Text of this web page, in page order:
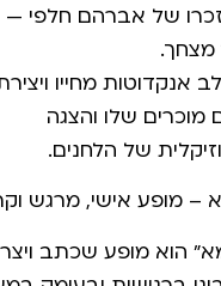
של אברהם חלפי —
מצחך.
אנקדוטות מחייו
מוכרים שלו והצגה
של הלחנים.
– מופע אישי, מרגש
הוא מופע שכתב